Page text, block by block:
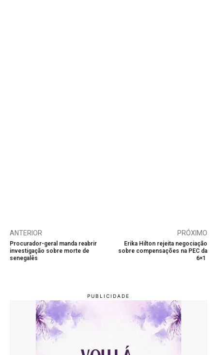
ANTERIOR
Procurador-geral manda reabrir
investigação sobre morte de
senegalês
PRÓXIMO
Erika Hilton rejeita negociação
sobre compensações na PEC da
6×1